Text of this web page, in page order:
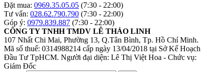
Đặt mua: 0969.35.05.05 (7:30 - 22:00)
Tư vấn: 028.62.790.790 (7:30 - 22:00)
Góp ý: 0979.839.887 (7:30 - 22:00)
CÔNG TY TNHH TMDV LÊ THẢO LINH
107 Nhất Chi Mai, Phường 13, Q.Tân Bình, Tp. Hồ Chí Minh.
Mã số thuế: 0314988214 cấp ngày 13/04/2018 tại Sở Kế Hoạch
Đầu Tư TpHCM. Người đại diện: Lê Thị Việt Hoa - Chức vụ:
Giám Đốc